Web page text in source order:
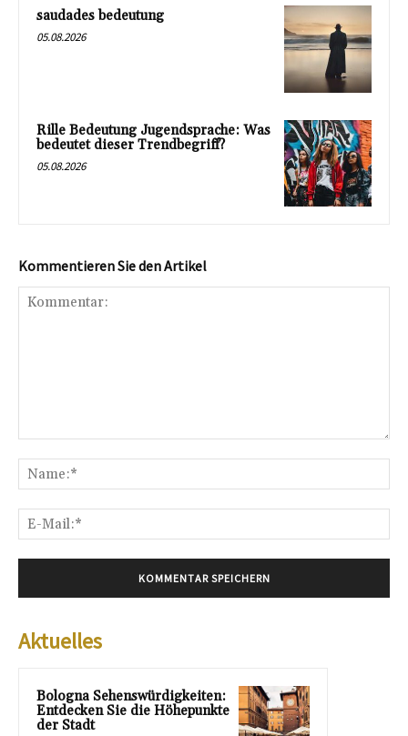
saudades bedeutung
05.08.2026
Rille Bedeutung Jugendsprache: Was
bedeutet dieser Trendbegriff?
05.08.2026
Kommentieren Sie den Artikel
Aktuelles
Bologna Sehenswürdigkeiten:
Entdecken Sie die Höhepunkte
der Stadt